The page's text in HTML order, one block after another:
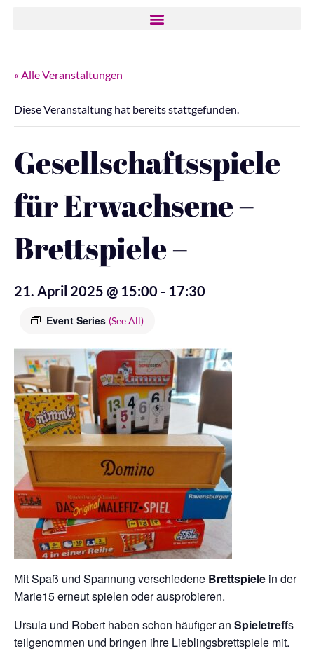
« Alle Veranstaltungen
Diese Veranstaltung hat bereits stattgefunden.
Gesellschaftsspiele
für Erwachsene –
Brettspiele –
21. April 2025 @ 15:00 - 17:30
Event Series (See All)
Mit Spaß und Spannung verschiedene Brettspiele in der
Marie15 erneut spielen oder ausprobieren.
Ursula und Robert haben schon häufiger an Spieletreffs
teilgenommen und bringen ihre Lieblingsbrettspiele mit.